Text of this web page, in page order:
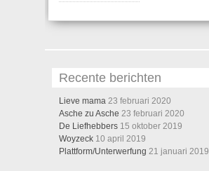
Recente berichten
Lieve mama 23 februari 2020
Asche zu Asche 23 februari 2020
De Liefhebbers 15 oktober 2019
Woyzeck 10 april 2019
Plattform/Unterwerfung 21 januari 2019